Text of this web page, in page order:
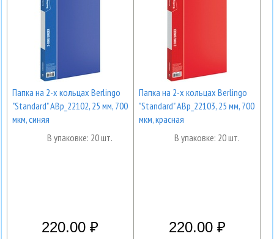
Папка на 2-х кольцах Berlingo
"Standard" ABp_22102, 25 мм, 700
мкм, синяя
В упаковке: 20 шт.
220.00
Папка на 2-х кольцах Berlingo
"Standard" ABp_22103, 25 мм, 700
мкм, красная
В упаковке: 20 шт.
220.00